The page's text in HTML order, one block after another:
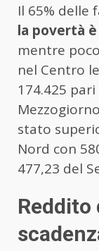
Il 65% delle
la povertà è
mentre
nel Centro
174.425
stato
Nord con
477,23 del
Reddito